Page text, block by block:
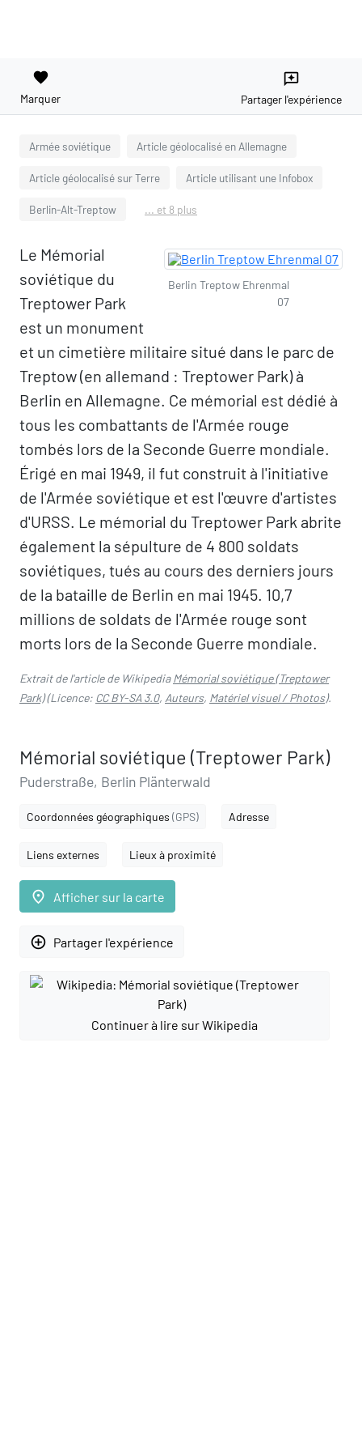
favorite
Marquer
reviews
Partager l'expérience
Armée soviétique Article géolocalisé en Allemagne
Article géolocalisé sur Terre Article utilisant une Infobox
Berlin-Alt-Treptow ... et 8 plus
Berlin Treptow Ehrenmal
07
Le Mémorial
soviétique du
Treptower Park
est un monument
et un cimetière militaire situé dans le parc de
Treptow (en allemand : Treptower Park) à
Berlin en Allemagne. Ce mémorial est dédié à
tous les combattants de l'Armée rouge
tombés lors de la Seconde Guerre mondiale.
Érigé en mai 1949, il fut construit à l'initiative
de l'Armée soviétique et est l'œuvre d'artistes
d'URSS. Le mémorial du Treptower Park abrite
également la sépulture de 4 800 soldats
soviétiques, tués au cours des derniers jours
de la bataille de Berlin en mai 1945. 10,7
millions de soldats de l'Armée rouge sont
morts lors de la Seconde Guerre mondiale.
Extrait de l'article de WikipediaMémorial soviétique (Treptower
Park)(Licence: CC BY-SA 3.0, Auteurs, Matériel visuel / Photos).
Mémorial soviétique (Treptower Park)
Puderstraße, Berlin Plänterwald
Coordonnées géographiques (GPS) Adresse
Liens externes Lieux à proximité
place Afficher sur la carte
add_circle_outline Partager l'expérience
Continuer à lire sur Wikipedia